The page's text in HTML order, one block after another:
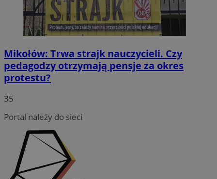
Mikołów: Trwa strajk nauczycieli. Czy
pedagodzy otrzymają pensje za okres
protestu?
35
Portal należy do sieci